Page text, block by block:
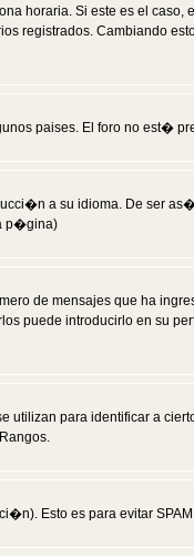
horaria. Si este es el
registrados. Cambiando
paises. El foro no est�
a su idioma. De ser
p�gina)
de mensajes que ha
puede introducirlo en su
para identificar a
Esto es para evitar